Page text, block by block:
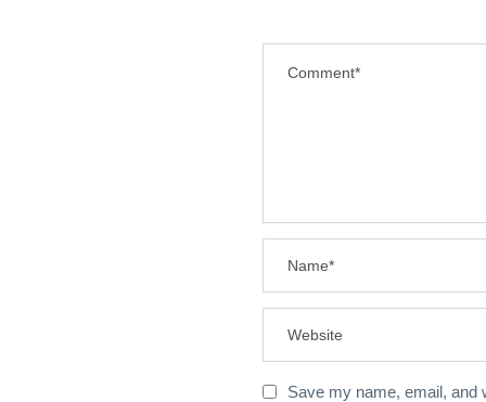
Save my name, email, and